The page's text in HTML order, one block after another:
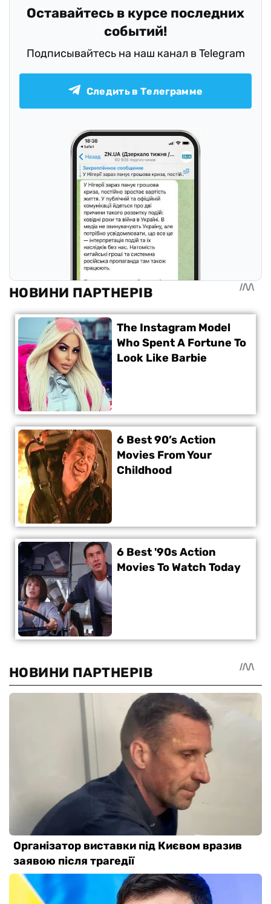
Оставайтесь в курсе последних
событий!
Подписывайтесь на наш канал в Telegram
Следить в Телеграмме